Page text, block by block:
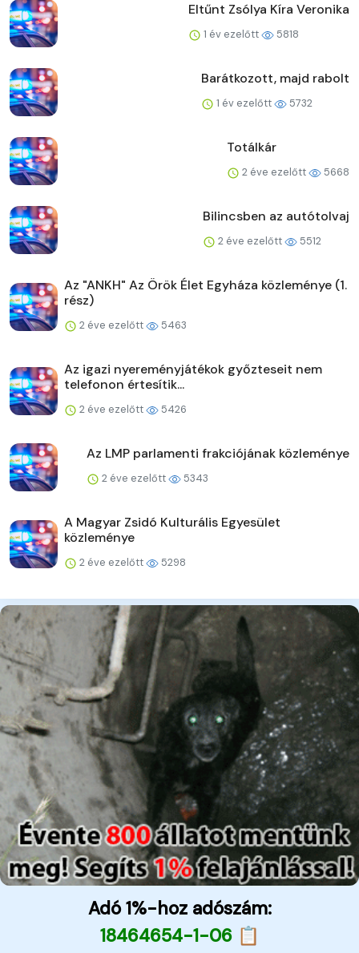
Eltűnt Zsólya Kíra Veronika
1 év ezelőtt 5818
Barátkozott, majd rabolt
1 év ezelőtt 5732
Totálkár
2 éve ezelőtt 5668
Bilincsben az autótolvaj
2 éve ezelőtt 5512
Az "ANKH" Az Örök Élet Egyháza közleménye (1.
rész)
2 éve ezelőtt 5463
Az igazi nyereményjátékok győzteseit nem
telefonon értesítik...
2 éve ezelőtt 5426
Az LMP parlamenti frakciójának közleménye
2 éve ezelőtt 5343
A Magyar Zsidó Kulturális Egyesület
közleménye
2 éve ezelőtt 5298
Adó 1%-hoz adószám:
18464654-1-06 📋